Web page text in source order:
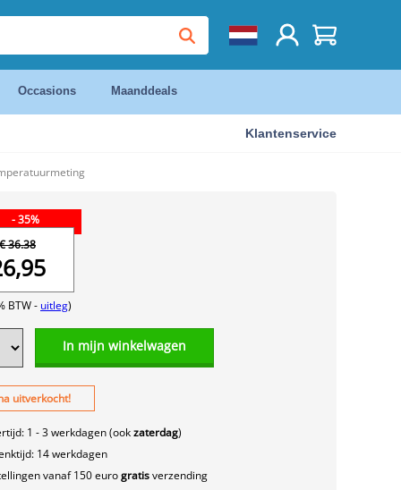
Occasions Maanddeals
Klantenservice
- 35%
€ 36.38
BTW - uitleg)
In mijn winkelwagen
uitverkocht!
1 - 3 werkdagen (ookzaterdag)
14 werkdagen
vanaf 150 eurogratisverzending